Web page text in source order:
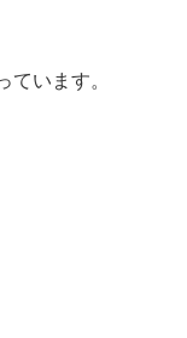
ています。